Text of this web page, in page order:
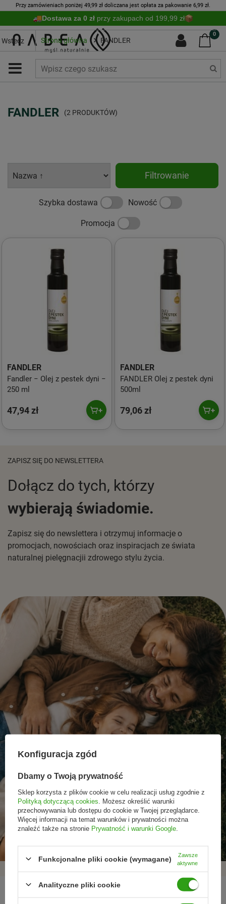
Przy zamówieniach poniżej 49,99 zł doliczana jest opłata za pakowanie 6,99 zł.
Dostawa za 0 zł przy zakupach od 199,99 zł
0
Wstecz Strona główna FANDLER
FANDLER (2 PRODUKTÓW)
Filtrowanie
Szybka dostawa Nowość
Promocja
FANDLER
Fandler − Olej z pestek dyni −
250 ml
47,94 zł
FANDLER
FANDLER Olej z pestek dyni
500ml
79,06 zł
ZAPISZ SIĘ DO NEWSLETTERA
Dołącz do tych, którzy
wybierają świadomie.
Zapisz się do newslettera i otrzymuj informacje o
promocjach, nowościach oraz inspiracjach ze świata
naturalnej pielęgnacjii zdrowego stylu życia.
Promocje tylko dla
subskrybentów
Nowości przed
premierą
Rezygnacja w każdej
chwili
REGULAMINY
Konfiguracja zgód
Dbamy o Twoją prywatność
Sklep korzysta z plików cookie w celu realizacji usług zgodnie z
Polityką dotyczącą cookies . Możesz określić warunki
przechowywania lub dostępu do cookie w Twojej przeglądarce.
Więcej informacji na temat warunków i prywatności można
znaleźć także na stronie Prywatność i warunki Google
Funkcjonalne pliki cookie (wymagane)
Zawsze
aktywne
Analityczne pliki cookie